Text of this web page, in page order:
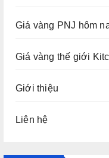
Giá vàng PNJ hôm
Giá vàng thế giới
Giới thiệu
Liên hệ